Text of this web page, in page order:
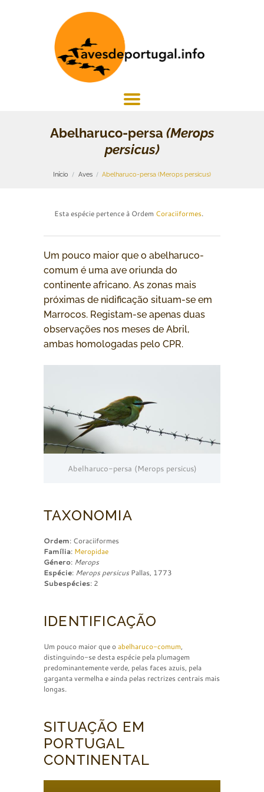
Abelharuco-persa (Merops
persicus)
Início Aves Abelharuco-persa (Merops persicus)
Esta espécie pertence à Ordem Coraciiformes.
Um pouco maior que o abelharuco-
comum é uma ave oriunda do
continente africano. As zonas mais
próximas de nidificação situam-se em
Marrocos. Registam-se apenas duas
observações nos meses de Abril,
ambas homologadas pelo CPR.
Abelharuco-persa (Merops persicus)
TAXONOMIA
Ordem: Coraciiformes
Família: Meropidae
Género: Merops
Espécie: Merops persicusPallas, 1773
Subespécies: 2
IDENTIFICAÇÃO
Um pouco maior que oabelharuco-comum,
distinguindo-se desta espécie pela plumagem
predominantemente verde, pelas faces azuis, pela
garganta vermelha e ainda pelas rectrizes centrais mais
longas.
SITUAÇÃO EM
PORTUGAL
CONTINENTAL